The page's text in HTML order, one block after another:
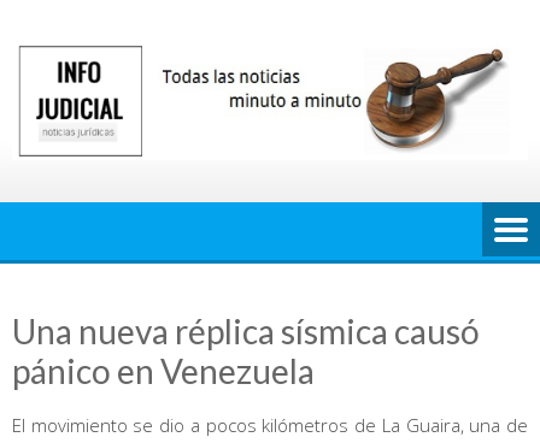
contenido
Una nueva réplica sísmica causó
pánico en Venezuela
El movimiento se dio a pocos kilómetros de La Guaira, una de